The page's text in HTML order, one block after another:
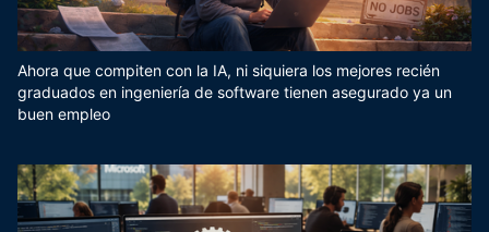
Ahora que compiten con la IA, ni siquiera los mejores recién
graduados en ingeniería de software tienen asegurado ya un
buen empleo